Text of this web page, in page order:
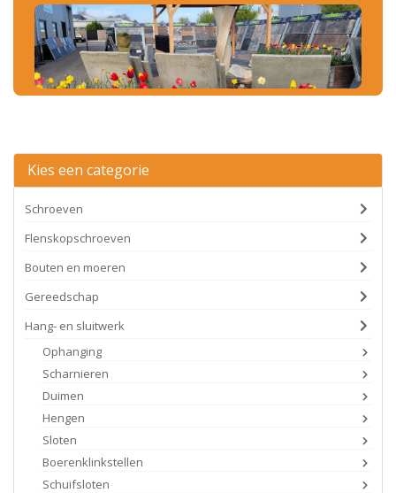
Kies een categorie
Schroeven
Flenskopschroeven
Bouten en moeren
Gereedschap
Hang- en sluitwerk
Ophanging
Scharnieren
Duimen
Hengen
Sloten
Boerenklinkstellen
Schuifsloten